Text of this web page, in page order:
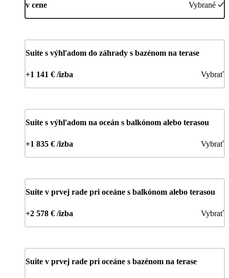
v cene Vybrané
Suite s výhľadom do záhrady s bazénom na terase
+1 141 € /izba Vybrať
Suite s výhľadom na oceán s balkónom alebo terasou
+1 835 € /izba Vybrať
Suite v prvej rade pri oceáne s balkónom alebo terasou
+2 578 € /izba Vybrať
Suite v prvej rade pri oceáne s bazénom na terase